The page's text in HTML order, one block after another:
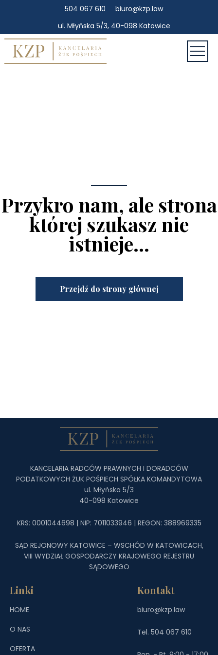
504 067 610
biuro@kzp.law
ul. Młyńska 5/3, 40-098 Katowice
Przykro nam, ale strona
której szukasz nie
istnieje...
Przejdź do strony głównej
KANCELARIA RADCÓW PRAWNYCH I DORADCÓW
PODATKOWYCH ŻUK POŚPIECH SPÓŁKA KOMANDYTOWA
ul. Młyńska 5/3
40-098 Katowice
KRS: 0001044698 | NIP: 7011033946 | REGON: 388969335
SĄD REJONOWY KATOWICE – WSCHÓD W KATOWICACH,
VIII WYDZIAŁ GOSPODARCZY KRAJOWEGO REJESTRU
SĄDOWEGO
Kontakt
biuro@kzp.law
Tel. 504 067 610
Linki
HOME
O NAS
OFERTA